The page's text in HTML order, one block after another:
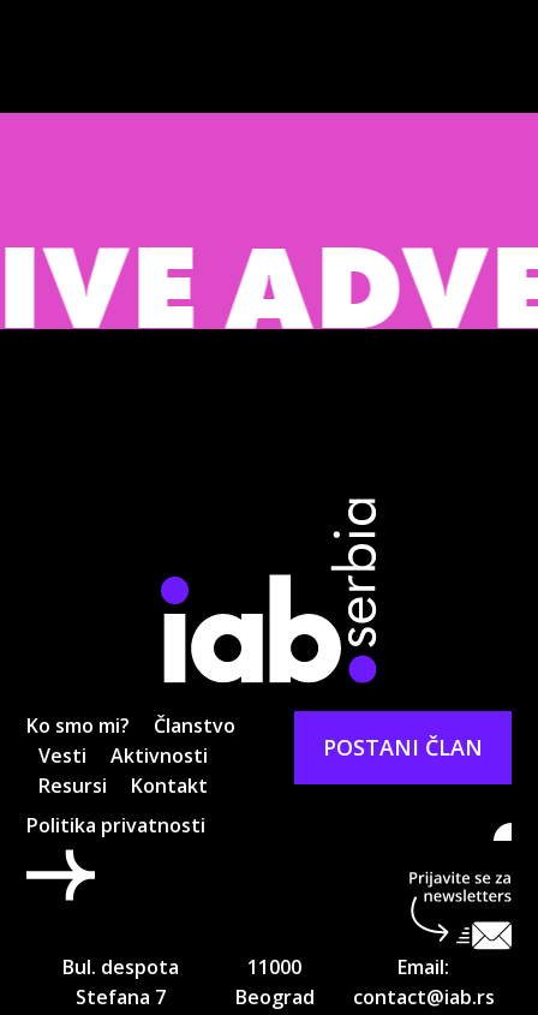
Ko smo mi?
Članstvo
Vesti
Aktivnosti
Resursi
Kontakt
Politika privatnosti
POSTANI ČLAN
Bul. despota
Stefana 7
11000
Beograd
Email:
contact@iab.rs